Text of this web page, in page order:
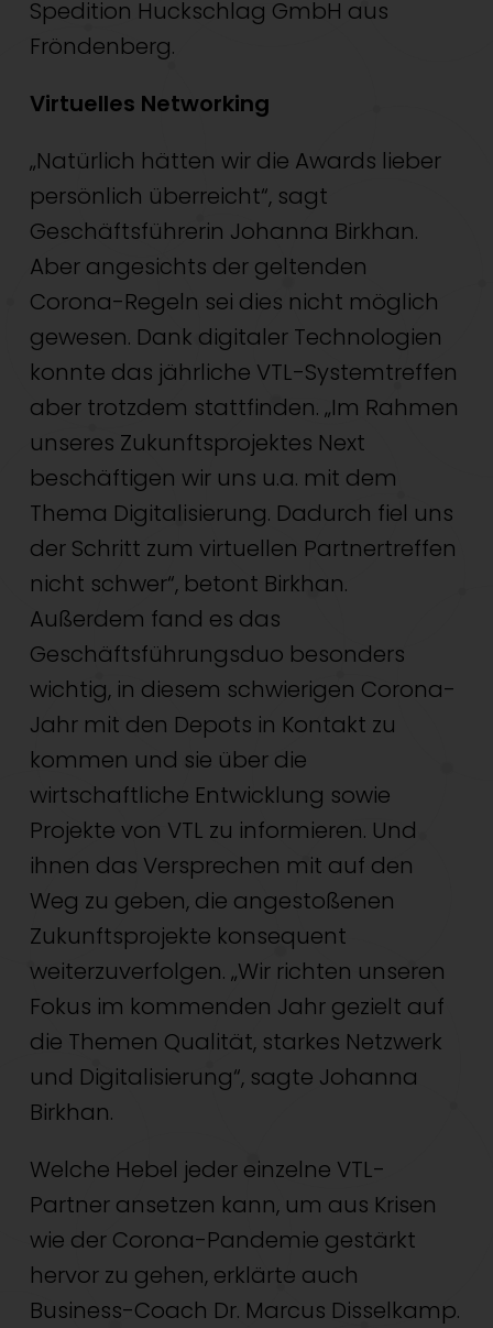
Spedition Huckschlag GmbH aus
Fröndenberg.
Virtuelles Networking
„Natürlich hätten wir die Awards lieber
persönlich überreicht“, sagt
Geschäftsführerin Johanna Birkhan.
Aber angesichts der geltenden
Corona-Regeln sei dies nicht möglich
gewesen. Dank digitaler Technologien
konnte das jährliche VTL-Systemtreffen
aber trotzdem stattfinden. „Im Rahmen
unseres Zukunftsprojektes Next
beschäftigen wir uns u.a. mit dem
Thema Digitalisierung. Dadurch fiel uns
der Schritt zum virtuellen Partnertreffen
nicht schwer“, betont Birkhan.
Außerdem fand es das
Geschäftsführungsduo besonders
wichtig, in diesem schwierigen Corona-
Jahr mit den Depots in Kontakt zu
kommen und sie über die
wirtschaftliche Entwicklung sowie
Projekte von VTL zu informieren. Und
ihnen das Versprechen mit auf den
Weg zu geben, die angestoßenen
Zukunftsprojekte konsequent
weiterzuverfolgen. „Wir richten unseren
Fokus im kommenden Jahr gezielt auf
die Themen Qualität, starkes Netzwerk
und Digitalisierung“, sagte Johanna
Birkhan.
Welche Hebel jeder einzelne VTL-
Partner ansetzen kann, um aus Krisen
wie der Corona-Pandemie gestärkt
hervor zu gehen, erklärte auch
Business-Coach Dr. Marcus Disselkamp.